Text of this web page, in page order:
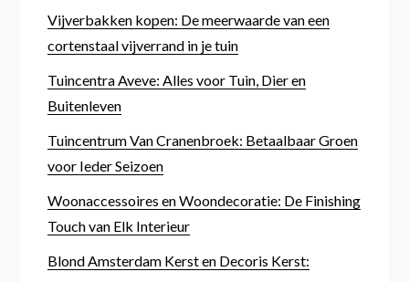
Vijverbakken kopen: De meerwaarde van een
cortenstaal vijverrand in je tuin
Tuincentra Aveve: Alles voor Tuin, Dier en
Buitenleven
Tuincentrum Van Cranenbroek: Betaalbaar Groen
voor Ieder Seizoen
Woonaccessoires en Woondecoratie: De Finishing
Touch van Elk Interieur
Blond Amsterdam Kerst en Decoris Kerst: